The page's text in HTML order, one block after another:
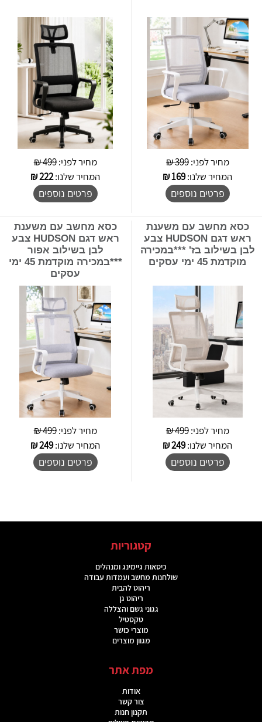
מחיר לפני:399 ₪
המחיר שלנו:169
₪
פרטים נוספים
מחיר לפני:499 ₪
המחיר שלנו:222
₪
פרטים נוספים
כסא מחשב עם משענת
ראש דגם HUDSON צבע
לבן בשילוב בז' ***במכירה
מוקדמת 45 ימי עסקים
מחיר לפני:499 ₪
המחיר שלנו:249
₪
פרטים נוספים
כסא מחשב עם משענת
ראש דגם HUDSON צבע
לבן בשילוב אפור
***במכירה מוקדמת 45 ימי
עסקים
מחיר לפני:499 ₪
המחיר שלנו:249
₪
פרטים נוספים
קטגוריות
כיסאות גיימינג ומנהלים
שולחנות מחשב ועמדות עבודה
ריהוט להבית
ריהוט גן
גגוני גשם והצללה
טקסטיל
מוצרי כושר
מגוון מוצרים
מפת אתר
אודות
צור קשר
תקנון חנות